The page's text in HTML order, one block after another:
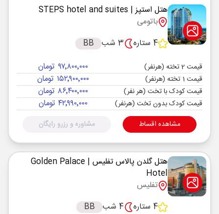
هتل استپز| STEPS hotel and suites
باتومی
4 ستاره
3 شب BB
قیمت 2 تخته (هرنفر) ۹۷٬۸۰۰٬۰۰۰ تومان
قیمت 1 تخته (هرنفر) ۱۵۲٬۹۰۰٬۰۰۰ تومان
قیمت کودک با تخت (هر نفر) ۸۶٬۴۰۰٬۰۰۰ تومان
قیمت کودک بدون تخت (هرنفر) ۴۲٬۹۹۰٬۰۰۰ تومان
مشاهده اقساط مشاوره و رزرو رایگان
هتل گلدن پالاس تفلیس | Golden Palace
Hotel
تفلیس
4 ستاره
4 شب
BB